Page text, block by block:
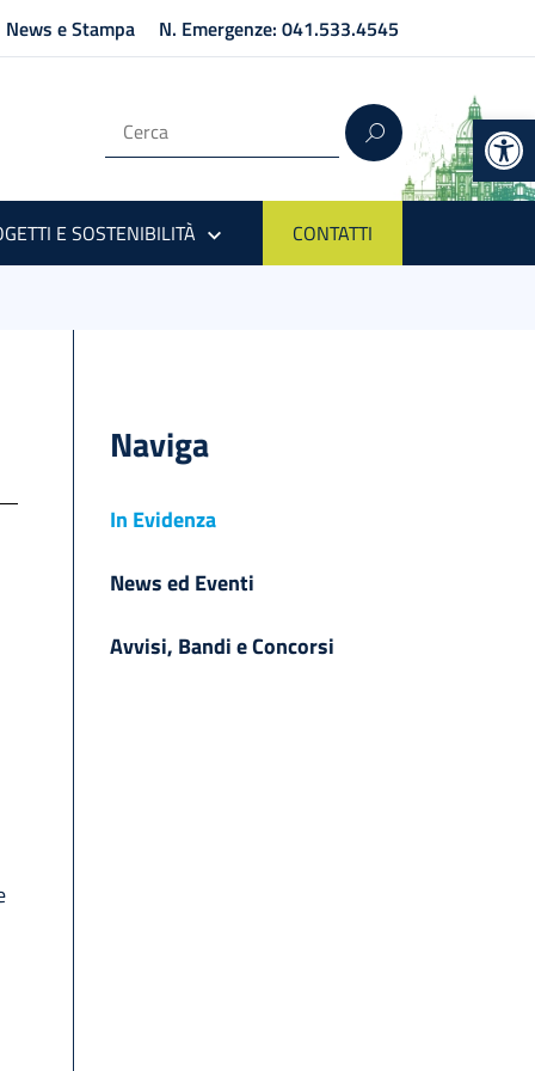
News e Stampa N. Emergenze: 041.533.4545
E SOSTENIBILITÀ CONTATTI
Naviga
In Evidenza
News ed Eventi
Avvisi, Bandi e Concorsi